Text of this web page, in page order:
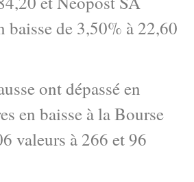
baisse de 3,50% à 22,60
ont dépassé en
en baisse à la Bourse
valeurs à 266 et 96